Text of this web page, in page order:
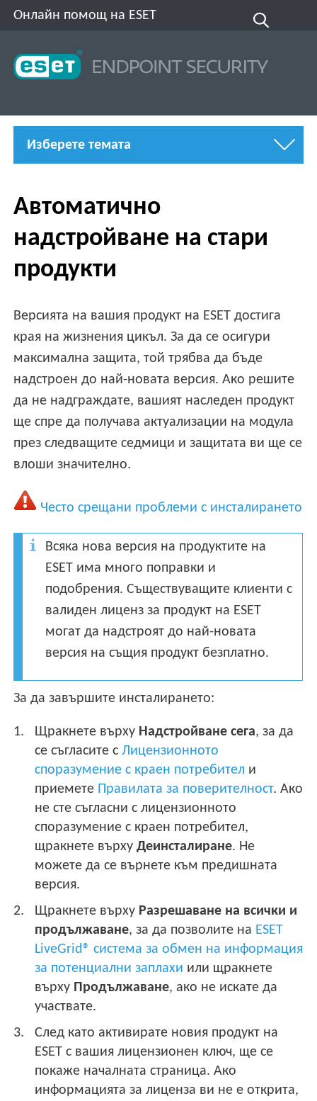
Онлайн помощ на ESET
Изберете темата
Автоматично
надстройване на стари
продукти
Версията на вашия продукт на ESET достига
края на жизнения цикъл. За да се осигури
максимална защита, той трябва да бъде
надстроен до най-новата версия. Ако решите
да не надграждате, вашият наследен продукт
ще спре да получава актуализации на модула
през следващите седмици и защитата ви ще се
влоши значително.
Често срещани проблеми с инсталирането
Всяка нова версия на продуктите на
ESET има много поправки и
подобрения. Съществуващите клиенти с
валиден лиценз за продукт на ESET
могат да надстроят до най-новата
версия на същия продукт безплатно.
За да завършите инсталирането:
Щракнете върху Надстройване сега, за да
се съгласите сЛицензионното
споразумение с краен потребител и
приемете Правилата за поверителност. Ако
не сте съгласни с лицензионното
споразумение с краен потребител,
щракнете върхуДеинсталиране. Не
можете да се върнете към предишната
версия.
Щракнете върху Разрешаване на всички и
продължаване, за да позволите на ESET
LiveGrid® система за обмен на информация
за потенциални заплахи или щракнете
върху Продължаване, ако не искате да
участвате.
След като активирате новия продукт на
ESET с вашия лицензионен ключ, ще се
покаже началната страница. Ако
информацията за лиценза ви не е открита,